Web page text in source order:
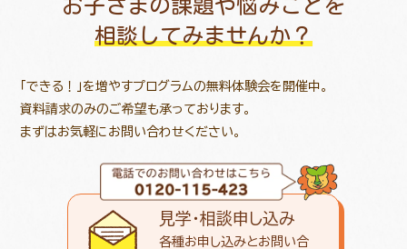
お子さまの課題や悩みごとを
相談してみませんか？
「できる！」を増やすプログラムの無料体験会を開催中。
資料請求のみのご希望も承っております。
まずはお気軽にお問い合わせください。
見学・相談申し込み
各種お申し込みとお問い合